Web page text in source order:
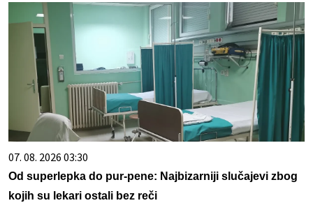
07. 08. 2026 03:30
Od superlepka do pur-pene: Najbizarniji slučajevi zbog
kojih su lekari ostali bez reči